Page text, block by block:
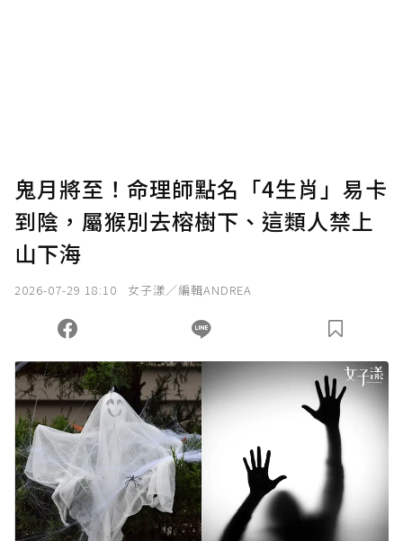
鬼月將至！命理師點名「4生肖」易卡
到陰，屬猴別去榕樹下、這類人禁上
山下海
2026-07-29 18:10 女子漾／編輯ANDREA